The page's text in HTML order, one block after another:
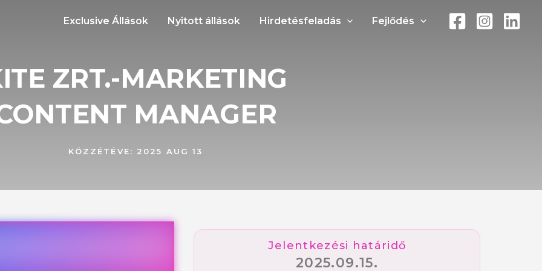
Exclusive Állások Nyitott állások Hirdetésfeladás Fejlődés
ZRT.-MARKETING
MANAGER
KÖZZÉTÉVE: 2025 AUG 13
Jelentkezési határidő
2025.09.15.